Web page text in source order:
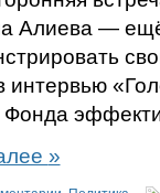
Алиева —
интервью
Фонда
»